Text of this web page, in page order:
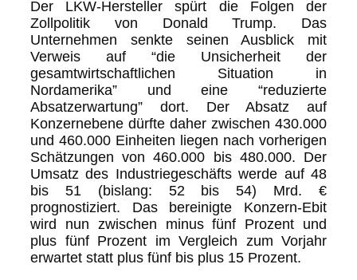
Der LKW-Hersteller spürt die Folgen der
Zollpolitik von Donald Trump. Das
Unternehmen senkte seinen Ausblick mit
Verweis auf “die Unsicherheit der
gesamtwirtschaftlichen Situation in
Nordamerika” und eine “reduzierte
Absatzerwartung” dort. Der Absatz auf
Konzernebene dürfte daher zwischen 430.000
und 460.000 Einheiten liegen nach vorherigen
Schätzungen von 460.000 bis 480.000. Der
Umsatz des Industriegeschäfts werde auf 48
bis 51 (bislang: 52 bis 54) Mrd. €
prognostiziert. Das bereinigte Konzern-Ebit
wird nun zwischen minus fünf Prozent und
plus fünf Prozent im Vergleich zum Vorjahr
erwartet statt plus fünf bis plus 15 Prozent.